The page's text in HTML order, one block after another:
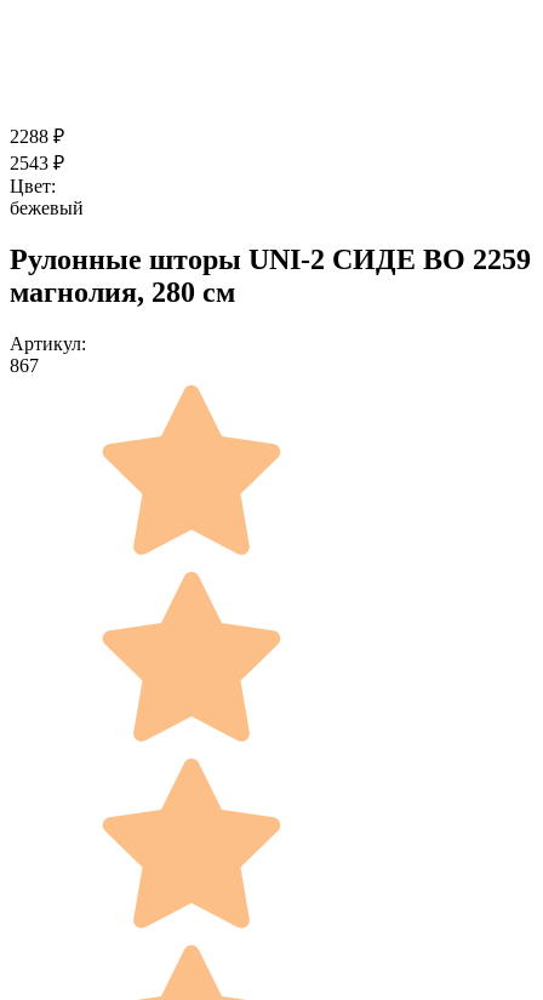
2288 ₽
2543 ₽
Цвет:
бежевый
Рулонные шторы UNI-2 СИДЕ ВО 2259
магнолия, 280 см
Артикул:
867